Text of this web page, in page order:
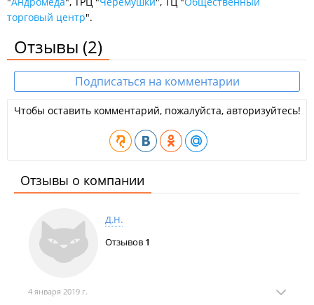
торговый центр".
Отзывы (2)
Подписаться на комментарии
Чтобы оставить комментарий, пожалуйста, авторизуйтесь!
Отзывы о компании
Д.Н.
Отзывов 1
4 января 2019 г.